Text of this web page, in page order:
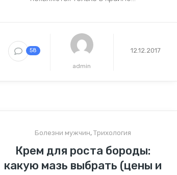
58
admin
12.12.2017
Болезни мужчин,Трихология
Крем для роста бороды:
какую мазь выбрать (цены и